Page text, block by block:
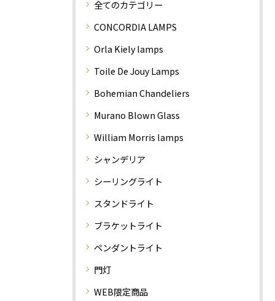
全てのカテゴリー
CONCORDIA LAMPS
Orla Kiely lamps
Toile De Jouy Lamps
Bohemian Chandeliers
Murano Blown Glass
William Morris lamps
シャンデリア
シーリングライト
スタンドライト
ブラケットライト
ペンダントライト
門灯
WEB限定商品